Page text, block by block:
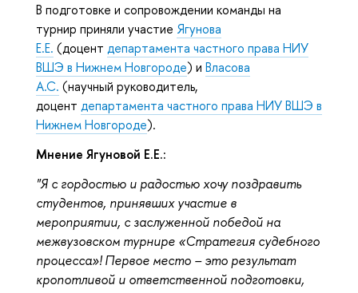
В подготовке и сопровождении команды на
турнир приняли участие Ягунова
Е.Е. (доцент департамента частного права НИУ
ВШЭ в Нижнем Новгороде) и Власова
А.С. (научный руководитель,
доцент департамента частного права НИУ ВШЭ в
Нижнем Новгороде).
Мнение Ягуновой Е.Е.:
"Я с гордостью и радостью хочу поздравить
студентов, принявших участие в
мероприятии, с заслуженной победой на
межвузовском турнире «Стратегия судебного
процесса»! Первое место – это результат
кропотливой и ответственной подготовки,